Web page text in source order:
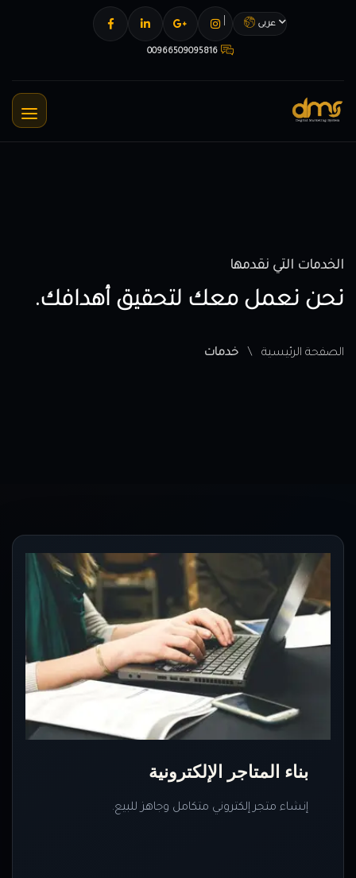
عربى
00966509095816
الخدمات التي نقدمها
نحن نعمل معك لتحقيق أهدافك.
الصفحة الرئيسية خدمات
بناء المتاجر الإلكترونية
إنشاء متجر إلكتروني متكامل وجاهز للبيع.